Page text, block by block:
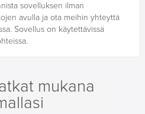
sovelluksen ilman
avulla ja ota meihin yhteyttä
Sovellus on käytettävissä
mukana